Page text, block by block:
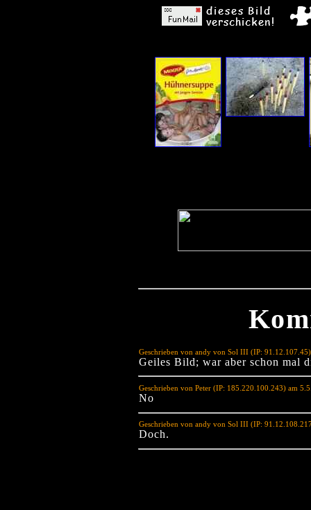
Geschrieben von andy von Sol III (IP:
Geiles Bild; war aber schon mal
Geschrieben von Peter (IP: 185.220.100.243) am
No
Geschrieben von andy von Sol III (IP:
Doch.